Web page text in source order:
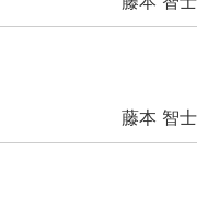
藤本 智士